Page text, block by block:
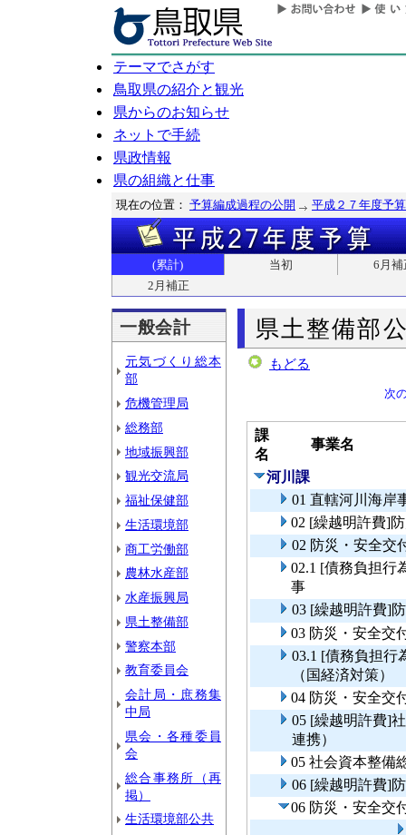
テーマでさがす
鳥取県の紹介と観光
県からのお知らせ
ネットで手続
県政情報
県の組織と仕事
現在の位置： 予算編成過程の公開 平成２７年度予算
(累計) 当初
6月補
2月補正
一般会計
元気づくり総本
部
危機管理局
総務部
地域振興部
観光交流局
福祉保健部
生活環境部
商工労働部
農林水産部
水産振興局
県土整備部
警察本部
教育委員会
会計局・庶務集
中局
県会・各種委員
会
総合事務所（再
掲）
生活環境部公共
県土整備部
もどる
次
課
名
事業名
河川課
01 直轄河川海岸
02 [繰越明許費]
02 防災・安全交
02.1 [債務負担
事
03 [繰越明許費]
03 防災・安全交
03.1 [債務負担行
（国経済対策）
04 防災・安全交
05 [繰越明許費]
連携）
05 社会資本整備
06 [繰越明許費]
06 防災・安全交